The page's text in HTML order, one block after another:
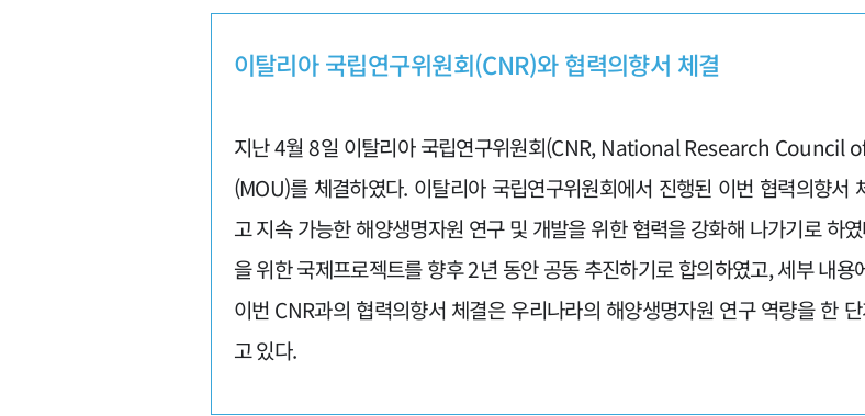
이탈리아 국립연구위원회(CNR)와 협력의향서 체결
지난 4월 8일 이탈리아 국립연구위원회(CNR, National Research Council
(MOU)를 체결하였다. 이탈리아 국립연구위원회에서 진행된 이번 협력의향서
고 지속 가능한 해양생명자원 연구 및 개발을 위한 협력을 강화해 나가기로 하
을 위한 국제프로젝트를 향후 2년 동안 공동 추진하기로 합의하였고, 세부 내
이번 CNR과의 협력의향서 체결은 우리나라의 해양생명자원 연구 역량을 한
고 있다.